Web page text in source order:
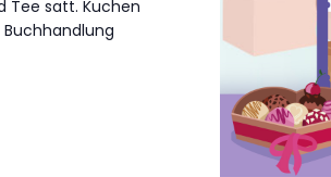
Tee satt. Kuchen